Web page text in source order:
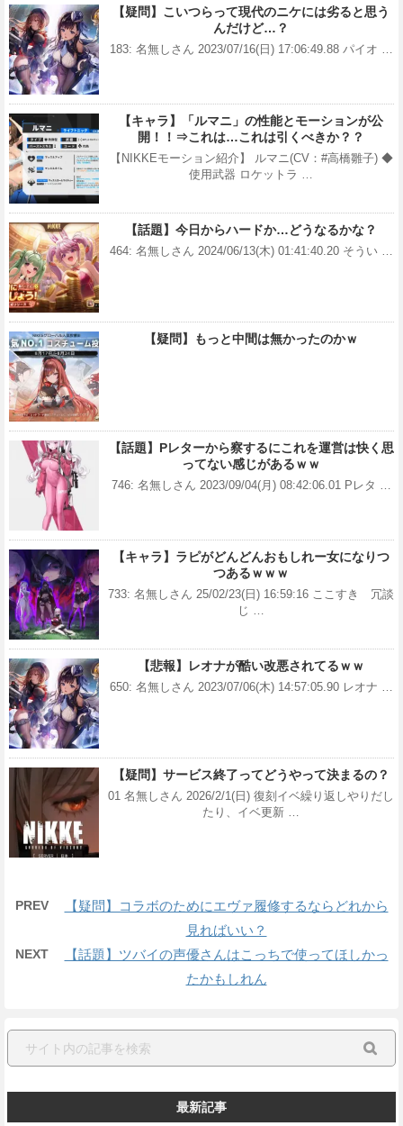
【疑問】こいつらって現代のニケには劣ると思う
んだけど…？
183: 名無しさん 2023/07/16(日) 17:06:49.88 パイオ …
【キャラ】「ルマニ」の性能とモーションが公
開！！⇒これは…これは引くべきか？？
【NIKKEモーション紹介】 ルマニ(CV：#高橋雛子) ◆
使用武器 ロケットラ …
【話題】今日からハードか…どうなるかな？
464: 名無しさん 2024/06/13(木) 01:41:40.20 そうい …
【疑問】もっと中間は無かったのかｗ
【話題】Pレターから察するにこれを運営は快く思
ってない感じがあるｗｗ
746: 名無しさん 2023/09/04(月) 08:42:06.01 Pレタ …
【キャラ】ラピがどんどんおもしれー女になりつ
つあるｗｗｗ
733: 名無しさん 25/02/23(日) 16:59:16 ここすき 冗談
じ …
【悲報】レオナが酷い改悪されてるｗｗ
650: 名無しさん 2023/07/06(木) 14:57:05.90 レオナ …
【疑問】サービス終了ってどうやって決まるの？
01 名無しさん 2026/2/1(日) 復刻イベ繰り返しやりだし
たり、イベ更新 …
PREV
【疑問】コラボのためにエヴァ履修するならどれから
見ればいい？
NEXT
【話題】ツバイの声優さんはこっちで使ってほしかっ
たかもしれん
最新記事